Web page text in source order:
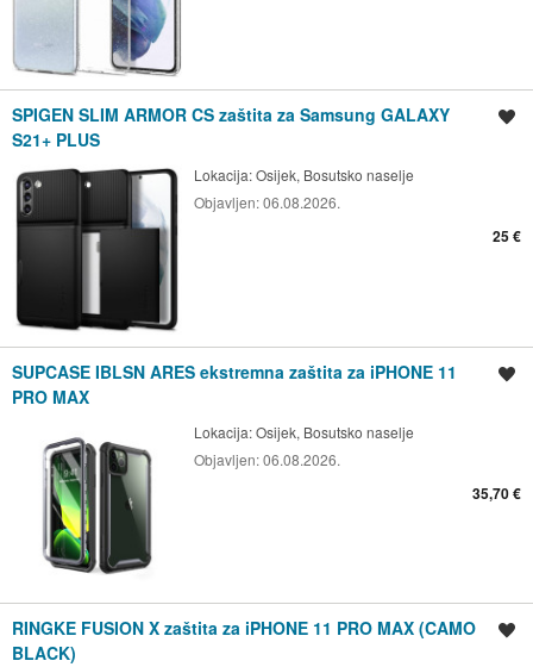
SPIGEN SLIM ARMOR CS zaštita za Samsung GALAXY
S21+ PLUS
Lokacija:Osijek, Bosutsko naselje
Objavljen:06.08.2026.
25 €
SUPCASE IBLSN ARES ekstremna zaštita za iPHONE 11
PRO MAX
Lokacija:Osijek, Bosutsko naselje
Objavljen:06.08.2026.
35,70 €
RINGKE FUSION X zaštita za iPHONE 11 PRO MAX (CAMO
BLACK)